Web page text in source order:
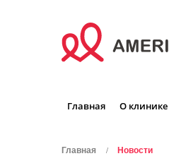
Главная О клинике
Главная Новости